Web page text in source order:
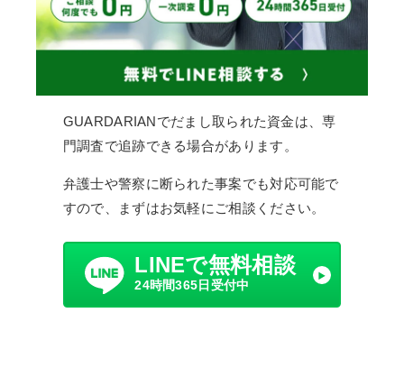
GUARDARIANでだまし取られた資金は、専
門調査で追跡できる場合があります。
弁護士や警察に断られた事案でも対応可能で
すので、まずはお気軽にご相談ください。
LINEで無料相談
24時間365日受付中